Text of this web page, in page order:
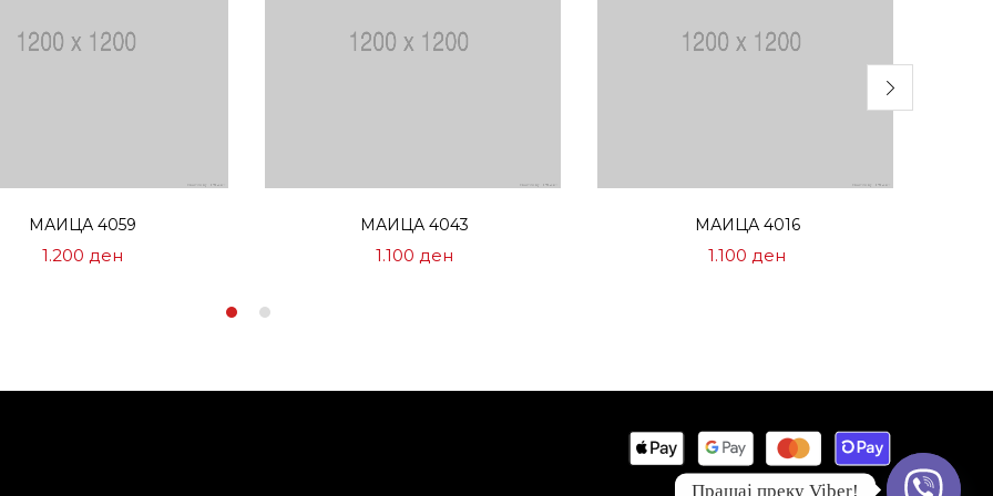
МАИЦА 4059
1.200 ден
МАИЦА 4043
1.100 ден
МАИЦА 4016
1.100 ден
Прашај преку Viber!